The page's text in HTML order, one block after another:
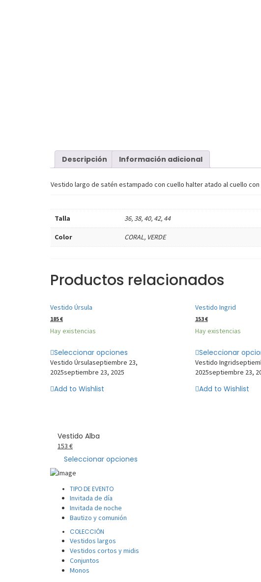
Descripción Información adicional
Vestido largo de satén estampado con cuello halter atado al cuello
Talla 36, 38, 40, 42, 44
Color CORAL, VERDE
Productos relacionados
Vestido Úrsula
185€
Hay existencias
Seleccionar opciones
Vestido Úrsulaseptiembre 23,
2025septiembre 23, 2025
Add to Wishlist
Vestido Ingrid
153€
Hay existencias
Seleccionar
Vestido Ingrid
2025septiembre 23,
Add to Wishlist
Vestido Alba
153 €
Seleccionar opciones
TIPO DE EVENTO
Invitada de día
Invitada de noche
Bautizo y comunión
COLECCIÓN
Vestidos largos
Vestidos cortos y midis
Conjuntos
Monos